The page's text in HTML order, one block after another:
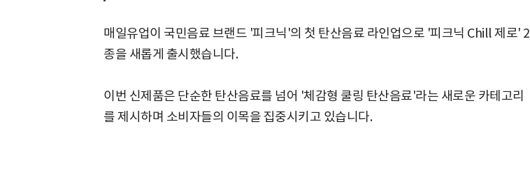
매일유업이 국민음료 브랜드 '피크닉'의 첫 탄산음료 라인업으로 '피크닉 Chill 제로' 2
종을 새롭게 출시했습니다.
이번 신제품은 단순한 탄산음료를 넘어 '체감형 쿨링 탄산음료'라는 새로운 카테고리
를 제시하며 소비자들의 이목을 집중시키고 있습니다.